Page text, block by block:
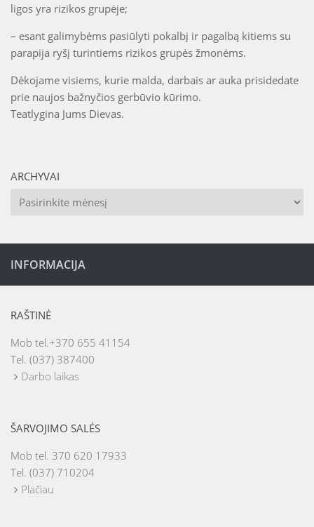
ligos yra rizikos grupėje;
– esant galimybėms pasiūlyti pokalbį ir pagalbą kitiems su
parapija ryšį turintiems rizikos grupės žmonėms.
Dėkojame visiems, kurie malda, darbais ar auka prisidedate
prie naujos bažnyčios gerbūvio kūrimo.
Teatlygina Jums Dievas.
ARCHYVAI
Archyvai
INFORMACIJA
RAŠTINĖ
Mob tel.+370 655 41154
Tel. (037) 387400
Darbo laikas
ŠARVOJIMO SALĖS
Mob tel. 370 620 17933
Tel. (037) 710204
Plačiau